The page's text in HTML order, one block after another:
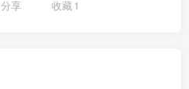
分享 收藏1